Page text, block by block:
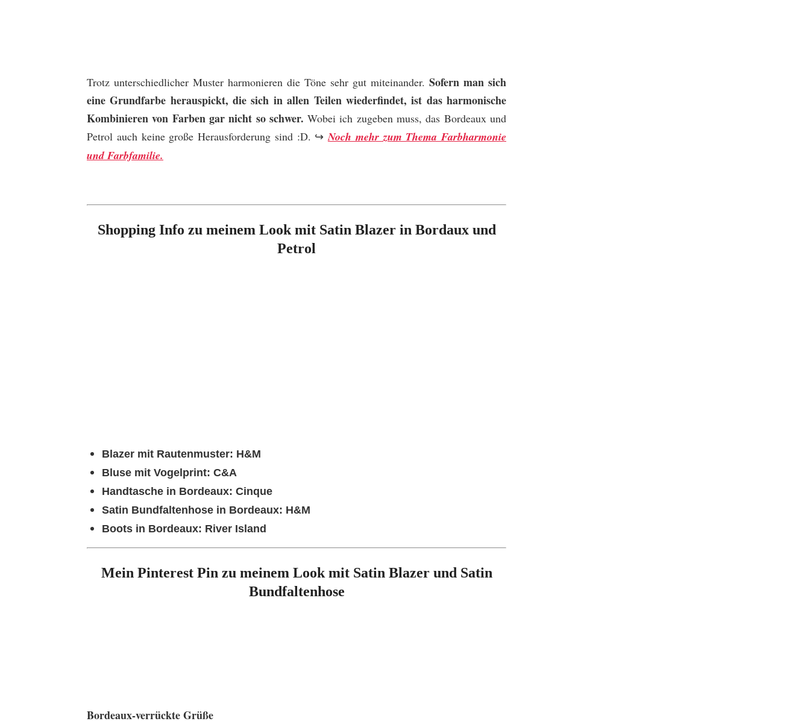
Trotz unterschiedlicher Muster harmonieren die Töne sehr gut miteinander. Sofern man sich
eine Grundfarbe herauspickt, die sich in allen Teilen wiederfindet, ist das harmonische
Kombinieren von Farben gar nicht so schwer.Wobei ich zugeben muss, das Bordeaux und
Petrol auch keine große Herausforderung sind :D. ↪Noch mehr zum Thema Farbharmonie
und Farbfamilie.
Shopping Info zu meinem Look mit Satin Blazer in Bordaux und
Petrol
Blazer mit Rautenmuster: H&M
Bluse mit Vogelprint: C&A
Handtasche in Bordeaux: Cinque
Satin Bundfaltenhose in Bordeaux: H&M
Boots in Bordeaux: River Island
Mein Pinterest Pin zu meinem Look mit Satin Blazer und Satin
Bundfaltenhose
Bordeaux-verrückte Grüße